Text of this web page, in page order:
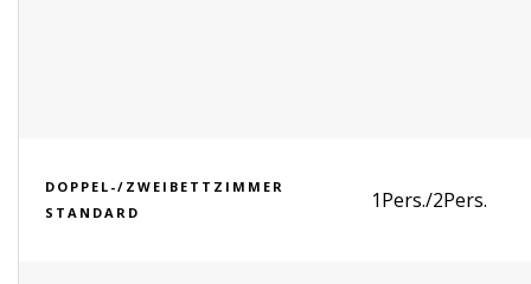
DOPPEL-/ZWEIBETTZIMMER
STANDARD
1Pers./2Pers.